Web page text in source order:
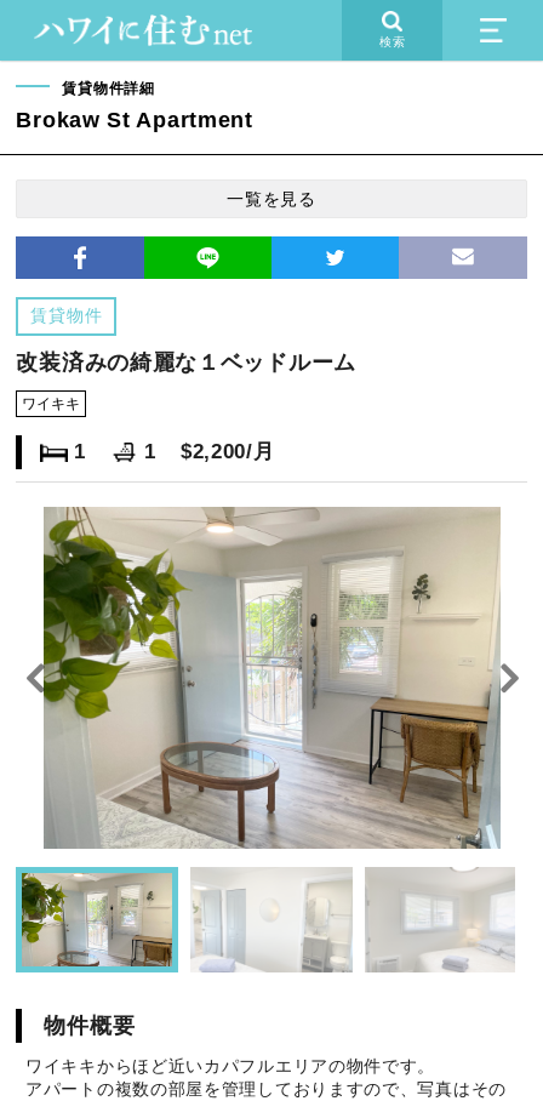
検索
賃貸物件詳細
Brokaw St Apartment
一覧を見る
賃貸物件
改装済みの綺麗な１ベッドルーム
ワイキキ
1 1 $2,200/月
物件概要
ワイキキからほど近いカパフルエリアの物件です。
アパートの複数の部屋を管理しておりますので、写真はその